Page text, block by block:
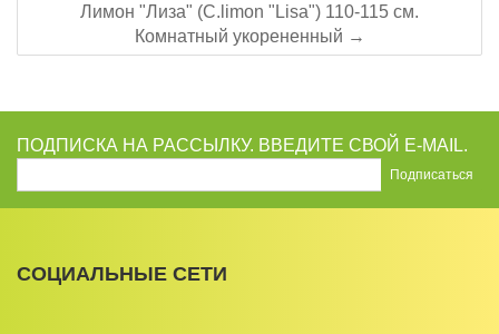
Лимон "Лиза" (C.limon "Lisa") 110-115 см.
Комнатный укорененный →
ПОДПИСКА НА РАССЫЛКУ. ВВЕДИТЕ СВОЙ E-MAIL.
СОЦИАЛЬНЫЕ СЕТИ